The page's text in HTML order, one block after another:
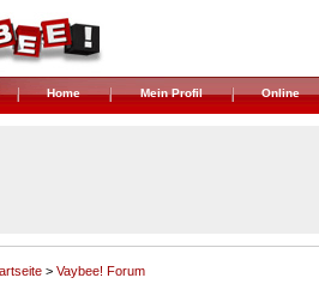
Home Mein Profil Online
> Vaybee! Forum